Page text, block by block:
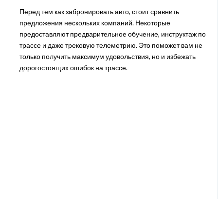
Перед тем как забронировать авто, стоит сравнить
предложения нескольких компаний. Некоторые
предоставляют предварительное обучение, инструктаж по
трассе и даже трековую телеметрию. Это поможет вам не
только получить максимум удовольствия, но и избежать
дорогостоящих ошибок на трассе.